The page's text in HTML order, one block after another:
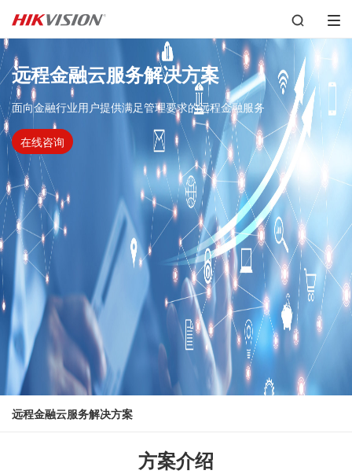
远程金融云服务解决方案
面向金融行业用户提供满足管理要求的远程金融服务
在线咨询
远程金融云服务解决方案
方案介绍